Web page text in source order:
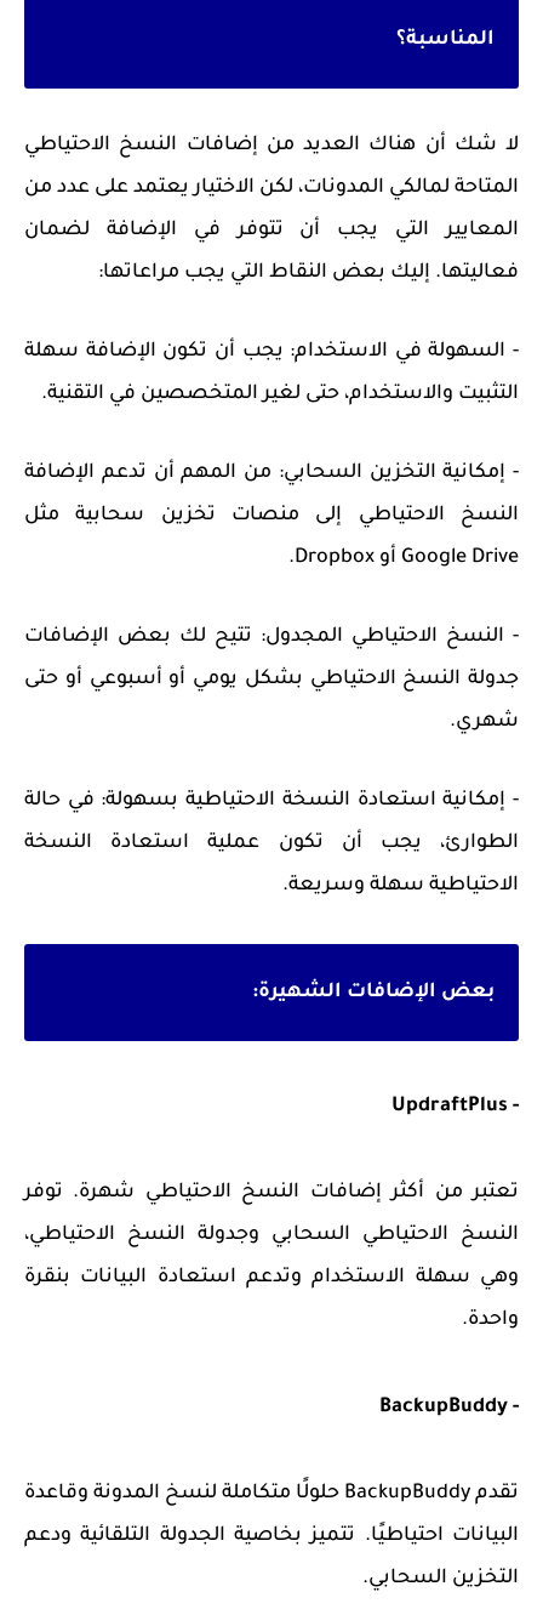
المناسبة؟
لا شك أن هناك العديد من إضافات النسخ الاحتياطي
المتاحة لمالكي المدونات، لكن الاختيار يعتمد على عدد من
المعايير التي يجب أن تتوفر في الإضافة لضمان
فعاليتها. إليك بعض النقاط التي يجب مراعاتها:
- السهولة في الاستخدام: يجب أن تكون الإضافة سهلة
التثبيت والاستخدام، حتى لغير المتخصصين في التقنية.
- إمكانية التخزين السحابي: من المهم أن تدعم الإضافة
النسخ الاحتياطي إلى منصات تخزين سحابية مثل
Google Drive أو Dropbox.
- النسخ الاحتياطي المجدول: تتيح لك بعض الإضافات
جدولة النسخ الاحتياطي بشكل يومي أو أسبوعي أو حتى
شهري.
- إمكانية استعادة النسخة الاحتياطية بسهولة: في حالة
الطوارئ، يجب أن تكون عملية استعادة النسخة
الاحتياطية سهلة وسريعة.
بعض الإضافات الشهيرة:
- UpdraftPlus
تعتبر من أكثر إضافات النسخ الاحتياطي شهرة. توفر
النسخ الاحتياطي السحابي وجدولة النسخ الاحتياطي،
وهي سهلة الاستخدام وتدعم استعادة البيانات بنقرة
واحدة.
- BackupBuddy
تقدم BackupBuddy حلولًا متكاملة لنسخ المدونة وقاعدة
البيانات احتياطيًا. تتميز بخاصية الجدولة التلقائية ودعم
التخزين السحابي.